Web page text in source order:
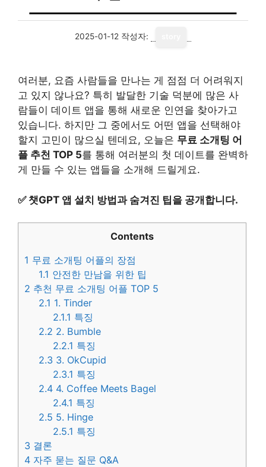
2025-01-12 작성자:
여러분, 요즘 사람들을 만나는 게 점점 더 어려워지
고 있지 않나요? 특히 발달한 기술 덕분에 많은 사
람들이 데이트 앱을 통해 새로운 인연을 찾아가고
있습니다. 하지만 그 중에서도 어떤 앱을 선택해야
할지 고민이 많으실 텐데요, 오늘은 무료 소개팅 어
플 추천 TOP 5를 통해 여러분의 첫 데이트를 완벽하
게 만들 수 있는 앱들을 소개해 드릴게요.
✅챗GPT 앱 설치 방법과 숨겨진 팁을 공개합니다.
Contents
1 무료 소개팅 어플의 장점
1.1 안전한 만남을 위한 팁
2 추천 무료 소개팅 어플 TOP 5
2.1 1. Tinder
2.1.1 특징
2.2 2. Bumble
2.2.1 특징
2.3 3. OkCupid
2.3.1 특징
2.4 4. Coffee Meets Bagel
2.4.1 특징
2.5 5. Hinge
2.5.1 특징
3 결론
4 자주 묻는 질문 Q&A